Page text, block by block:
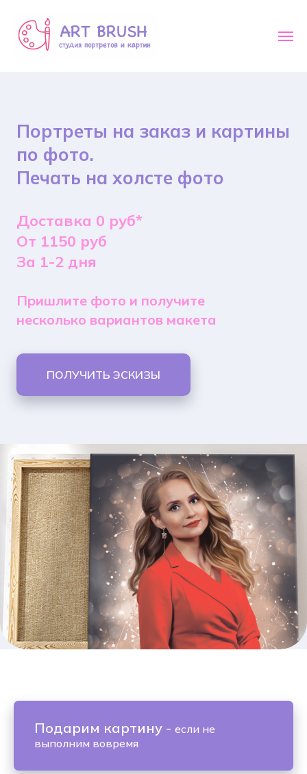
Портреты на заказ и картины
по фото.
Печать на холсте фото
Доставка 0 руб*
От 1150 руб
За 1-2 дня
Пришлите фото и получите
несколько вариантов макета
ПОЛУЧИТЬ ЭСКИЗЫ
Подарим картину - если не
выполним вовремя